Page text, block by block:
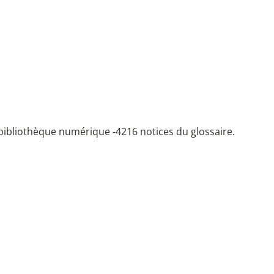
numérique -4216 notices du glossaire.